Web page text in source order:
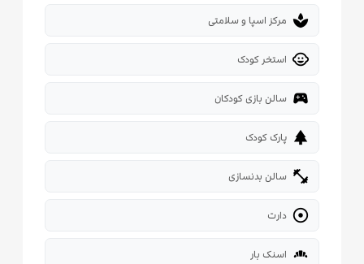
spa مرکز اسپا و سلامتی
child_care استخر کودک
sports_esports سالن بازی کودکان
park پارک کودک
fitness_center سالن بدنسازی
 دارت
bakery_dining اسنک بار